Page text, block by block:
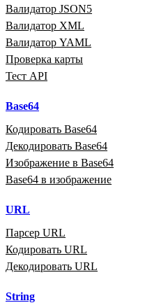
Валидатор JSON5
Валидатор XML
Валидатор YAML
Проверка карты
Тест API
Base64
Кодировать Base64
Декодировать Base64
Изображение в Base64
Base64 в изображение
URL
Парсер URL
Кодировать URL
Декодировать URL
String